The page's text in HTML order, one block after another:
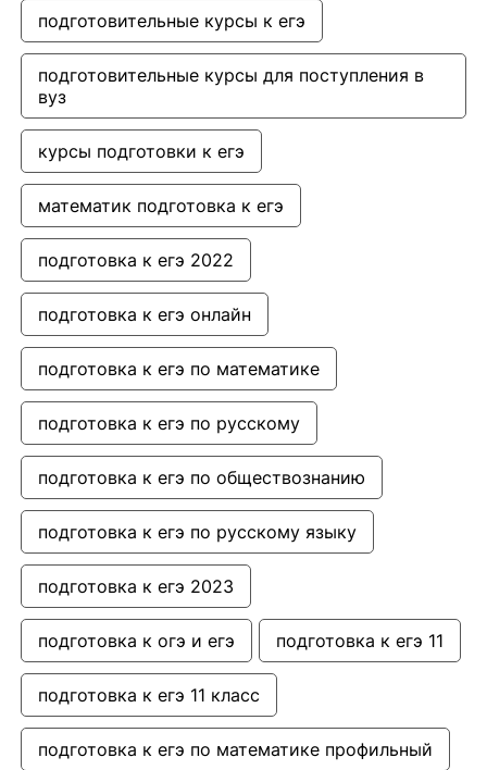
подготовительные курсы к егэ
подготовительные курсы для поступления в
вуз
курсы подготовки к егэ
математик подготовка к егэ
подготовка к егэ 2022
подготовка к егэ онлайн
подготовка к егэ по математике
подготовка к егэ по русскому
подготовка к егэ по обществознанию
подготовка к егэ по русскому языку
подготовка к егэ 2023
подготовка к огэ и егэ подготовка к егэ 11
подготовка к егэ 11 класс
подготовка к егэ по математике профильный